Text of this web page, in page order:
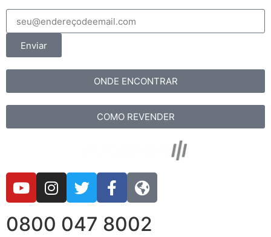
Enviar
ONDE ENCONTRAR
COMO REVENDER
0800 047 8002